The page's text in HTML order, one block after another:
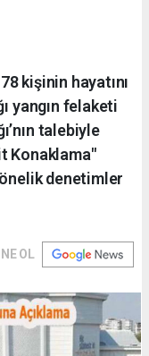
kişinin hayatını
yangın felaketi
talebiyle
Konaklama"
denetimler
OL